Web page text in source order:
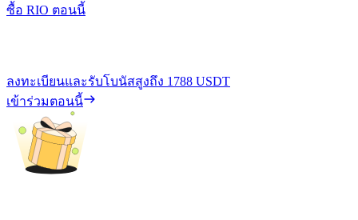
ซื้อ RIO ตอนนี้
ลงทะเบียนและรับโบนัสสูงถึง 1788 USDT
เข้าร่วมตอนนี้